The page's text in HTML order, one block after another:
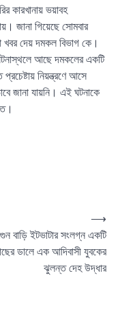
কারখানায় ভয়াবহ
জানা গিয়েছে সোমবার
খবর দেয় দমকল বিভাগ কে।
আছে দমকলের একটি
নিয়ন্ত্রণে আসে
জানা যায়নি। এই ঘটনাকে
বাড়ি ইটভাটার সংলগ্ন একটি
ডালে এক আদিবাসী যুবকের
ঝুলন্ত দেহ উদ্ধার
⟶